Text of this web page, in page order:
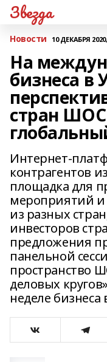
Звезда
Новости 10 ДЕКАБРЯ
На
бизнеса в
стран
Интернет-
контрагентов
площадка для
мероприятий и
из разных
инвесторов
предложения
панельной
пространство
деловых
неделе бизнеса